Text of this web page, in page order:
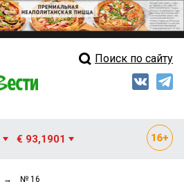
Свежий выпускПоиск по сайту
€ 93,1901
→ № 16